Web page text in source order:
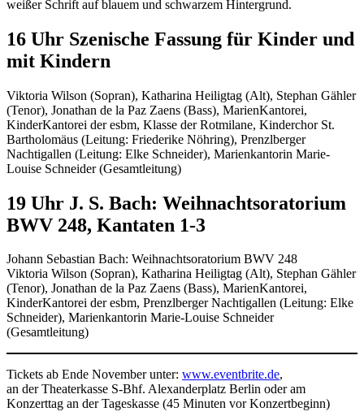
16 Uhr Szenische Fassung für Kinder und
mit Kindern
Viktoria Wilson (Sopran), Katharina Heiligtag (Alt), Stephan Gähler
(Tenor), Jonathan de la Paz Zaens (Bass), MarienKantorei,
KinderKantorei der esbm, Klasse der Rotmilane, Kinderchor St.
Bartholomäus (Leitung: Friederike Nöhring), Prenzlberger
Nachtigallen (Leitung: Elke Schneider), Marienkantorin Marie-
Louise Schneider (Gesamtleitung)
19 Uhr J. S. Bach: Weihnachtsoratorium
BWV 248, Kantaten 1-3
Johann Sebastian Bach: Weihnachtsoratorium BWV 248
Viktoria Wilson (Sopran), Katharina Heiligtag (Alt), Stephan Gähler
(Tenor), Jonathan de la Paz Zaens (Bass), MarienKantorei,
KinderKantorei der esbm, Prenzlberger Nachtigallen (Leitung: Elke
Schneider), Marienkantorin Marie-Louise Schneider
(Gesamtleitung)
Tickets ab Ende November unter: www.eventbrite.de,
an der Theaterkasse S-Bhf. Alexanderplatz Berlin oder am
Konzerttag an der Tageskasse (45 Minuten vor Konzertbeginn)